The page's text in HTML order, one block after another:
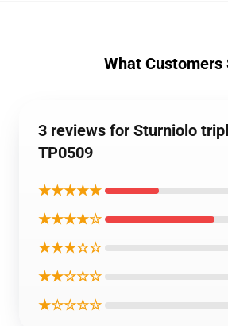
What Customers
3 reviews for Sturniolo
TP0509
★★★★★
★★★★☆
★★★☆☆
★★☆☆☆
★☆☆☆☆